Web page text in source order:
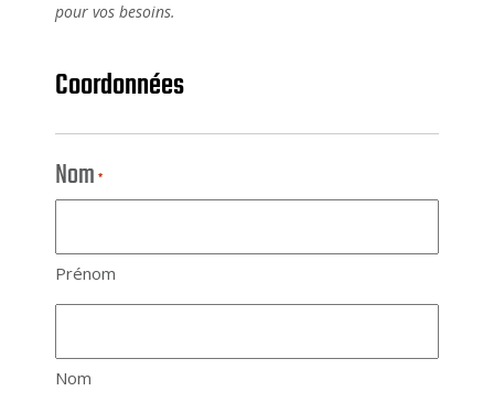
pour vos besoins.
Coordonnées
Nom *
Prénom
Nom